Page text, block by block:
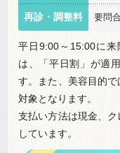
再診・調整料 要問
平日9:00～15:00に来
は、「平日割」が適
す。また、美容目的
対象となります。
支払い方法は現金、
しています。